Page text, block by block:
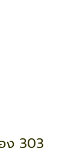
ง 303